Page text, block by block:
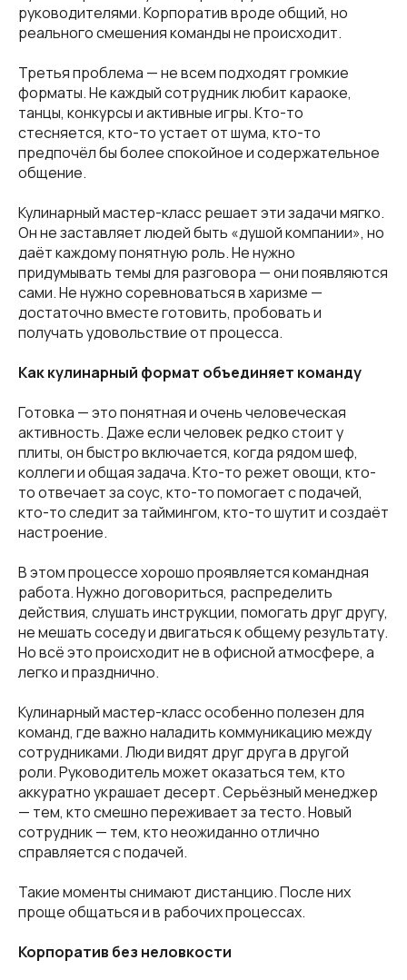
руководителями. Корпоратив вроде общий, но
реального смешения команды не происходит.
Третья проблема — не всем подходят громкие
форматы. Не каждый сотрудник любит караоке,
танцы, конкурсы и активные игры. Кто-то
стесняется, кто-то устает от шума, кто-то
предпочёл бы более спокойное и содержательное
общение.
Кулинарный мастер-класс решает эти задачи мягко.
Он не заставляет людей быть «душой компании», но
даёт каждому понятную роль. Не нужно
придумывать темы для разговора — они появляются
сами. Не нужно соревноваться в харизме —
достаточно вместе готовить, пробовать и
получать удовольствие от процесса.
Как кулинарный формат объединяет команду
Готовка — это понятная и очень человеческая
активность. Даже если человек редко стоит у
плиты, он быстро включается, когда рядом шеф,
коллеги и общая задача. Кто-то режет овощи, кто-
то отвечает за соус, кто-то помогает с подачей,
кто-то следит за таймингом, кто-то шутит и создаёт
настроение.
В этом процессе хорошо проявляется командная
работа. Нужно договориться, распределить
действия, слушать инструкции, помогать друг другу,
не мешать соседу и двигаться к общему результату.
Но всё это происходит не в офисной атмосфере, а
легко и празднично.
Кулинарный мастер-класс особенно полезен для
команд, где важно наладить коммуникацию между
сотрудниками. Люди видят друг друга в другой
роли. Руководитель может оказаться тем, кто
аккуратно украшает десерт. Серьёзный менеджер
— тем, кто смешно переживает за тесто. Новый
сотрудник — тем, кто неожиданно отлично
справляется с подачей.
Такие моменты снимают дистанцию. После них
проще общаться и в рабочих процессах.
Корпоратив без неловкости